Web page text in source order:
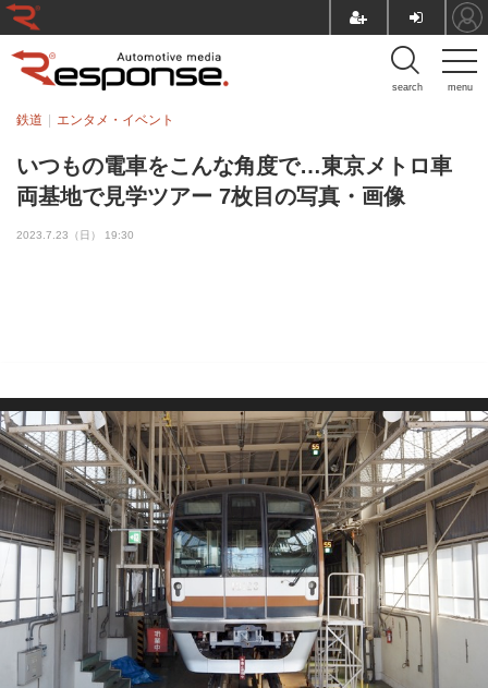
menu
search
いつもの電車をこんな角度で…東京メトロ車
両基地で見学ツアー 7枚目の写真・画像
鉄道 エンタメ・イベント
2023.7.23（日） 19:30